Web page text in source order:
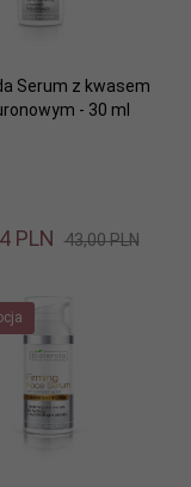
Serum z kwasem
- 30 ml
PLN 43,00 PLN